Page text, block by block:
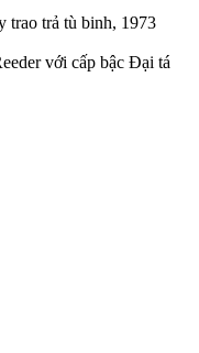
trao trả tù binh, 1973